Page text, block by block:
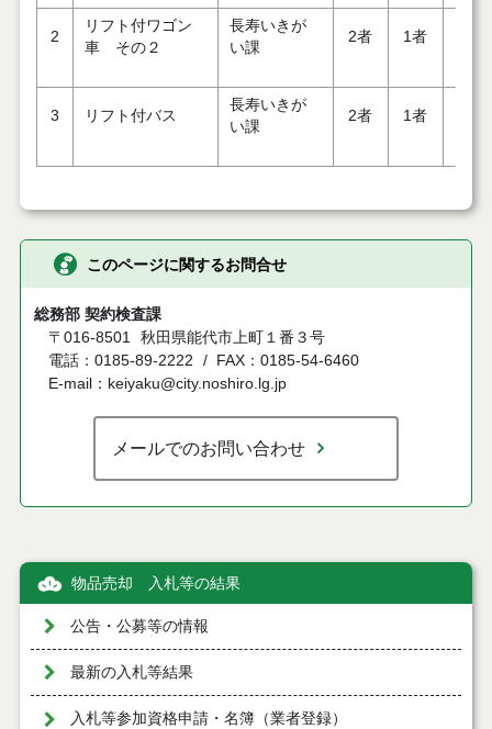
2
リフト付ワゴン
車 その２
長寿いきが
い課
2者 1者
3 リフト付バス
長寿いきが
い課
2者 1者
このページに関するお問合せ
総務部 契約検査課
〒016-8501 秋田県能代市上町１番３号
電話：0185-89-2222
FAX：0185-54-6460
E-mail：keiyaku@city.noshiro.lg.jp
メールでのお問い合わせ
物品売却 入札等の結果
公告・公募等の情報
最新の入札等結果
入札等参加資格申請・名簿（業者登録）